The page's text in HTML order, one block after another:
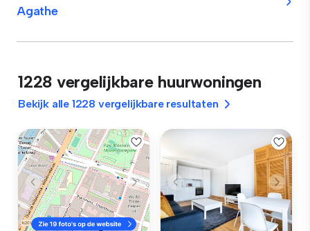
Agathe
1228 vergelijkbare huurwoningen
Bekijk alle 1228 vergelijkbare resultaten